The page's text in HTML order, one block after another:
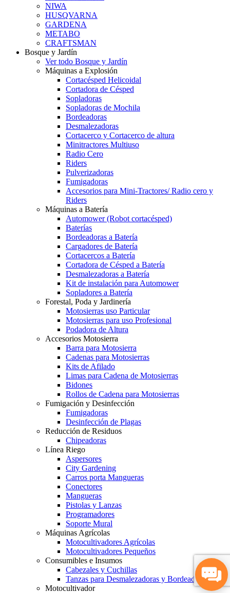
NIWA
HUSQVARNA
GARDENA
METABO
CRAFTSMAN
Bosque y Jardín
Ver todo Bosque y Jardín
Máquinas a Explosión
Cortacésped Helicoidal
Cortadora de Césped
Sopladoras
Sopladoras de Mochila
Bordeadoras
Desmalezadoras
Cortacerco y Cortacerco de altura
Minitractores Multiuso
Radio Cero
Riders
Pulverizadoras
Fumigadoras
Accesorios para Mini-Tractores/ Radio cero y
Riders
Máquinas a Batería
Automower (Robot cortacésped)
Baterías
Bordeadoras a Batería
Cargadores de Batería
Cortacercos a Batería
Cortadora de Césped a Batería
Desmalezadoras a Batería
Kit de instalación para Automower
Sopladores a Batería
Forestal, Poda y Jardinería
Motosierras uso Particular
Motosierras para uso Profesional
Podadora de Altura
Accesorios Motosierra
Barra para Motosierra
Cadenas para Motosierras
Kits de Afilado
Limas para Cadena de Motosierras
Bidones
Rollos de Cadena para Motosierras
Fumigación y Desinfección
Fumigadoras
Desinfección de Plagas
Reducción de Residuos
Chipeadoras
Línea Riego
Aspersores
City Gardening
Carros porta Mangueras
Conectores
Mangueras
Pistolas y Lanzas
Programadores
Soporte Mural
Máquinas Agrícolas
Motocultivadores Agrícolas
Motocultivadores Pequeños
Consumibles e Insumos
Cabezales y Cuchillas
Tanzas para Desmalezadoras y Bordeadoras
Motocultivador